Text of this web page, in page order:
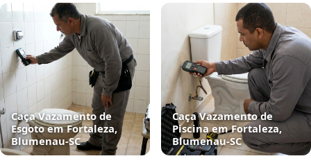
Caça Vazamento de
Esgoto em Fortaleza,
Blumenau‑SC
Caça Vazamento de
Piscina em Fortaleza,
Blumenau‑SC